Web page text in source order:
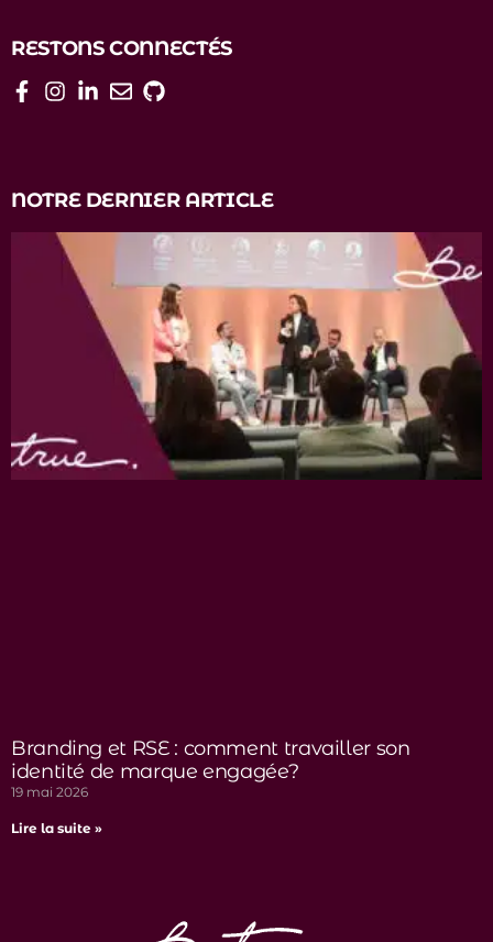
RESTONS CONNECTÉS
NOTRE DERNIER ARTICLE
Branding et RSE : comment travailler son
identité de marque engagée?
19 mai 2026
Lire la suite »